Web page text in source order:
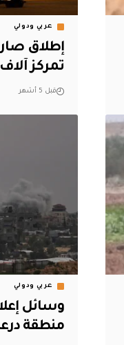
عربي ودولي
إطلاق
تمركز
قبل 5 أشهر
عربي ودولي
وسائل
منطقة